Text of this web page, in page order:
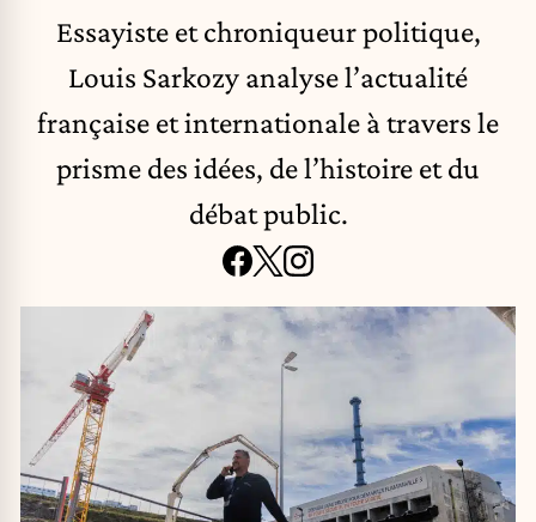
Essayiste et chroniqueur politique,
Louis Sarkozy analyse l’actualité
française et internationale à travers le
prisme des idées, de l’histoire et du
débat public.